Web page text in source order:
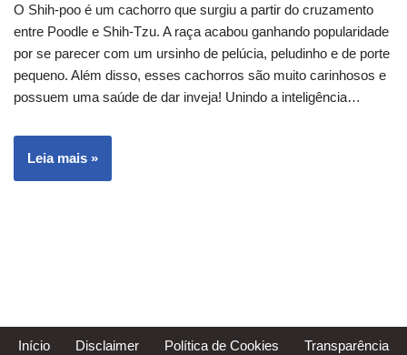
O Shih-poo é um cachorro que surgiu a partir do cruzamento
entre Poodle e Shih-Tzu. A raça acabou ganhando popularidade
por se parecer com um ursinho de pelúcia, peludinho e de porte
pequeno. Além disso, esses cachorros são muito carinhosos e
possuem uma saúde de dar inveja! Unindo a inteligência…
Leia mais »
Início Disclaimer Política de Cookies Transparência